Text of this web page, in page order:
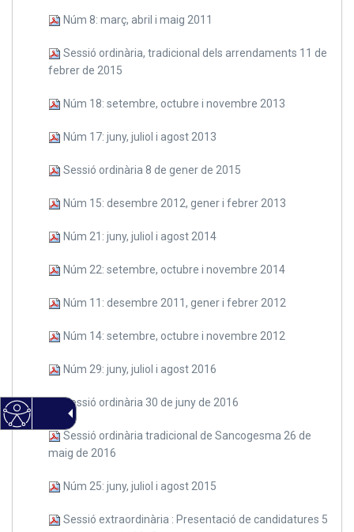
Núm 8: març, abril i maig 2011
Sessió ordinària, tradicional dels arrendaments 11 de
febrer de 2015
Núm 18: setembre, octubre i novembre 2013
Núm 17: juny, juliol i agost 2013
Sessió ordinària 8 de gener de 2015
Núm 15: desembre 2012, gener i febrer 2013
Núm 21: juny, juliol i agost 2014
Núm 22: setembre, octubre i novembre 2014
Núm 11: desembre 2011, gener i febrer 2012
Núm 14: setembre, octubre i novembre 2012
Núm 29: juny, juliol i agost 2016
Sessió ordinària 30 de juny de 2016
Sessió ordinària tradicional de Sancogesma 26 de
maig de 2016
Núm 25: juny, juliol i agost 2015
Sessió extraordinària : Presentació de candidatures 5